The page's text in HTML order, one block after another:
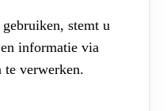
stemt u
informatie via
te verwerken.